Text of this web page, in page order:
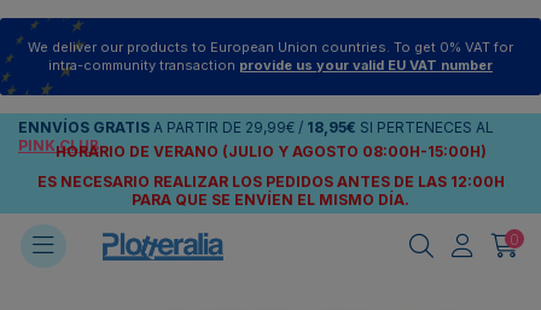
We deliver our products to European Union countries. To get 0% VAT for
intra-community transaction provide us your valid EU VAT number
ENNVÍOS GRATIS A PARTIR DE 29,99€ / 18,95€ SI PERTENECES AL
PINK CLUB
HORARIO DE VERANO (JULIO Y AGOSTO 08:00H-15:00H)
ES NECESARIO REALIZAR LOS PEDIDOS ANTES DE LAS 12:00H
PARA QUE SE ENVÍEN EL MISMO DÍA.
0